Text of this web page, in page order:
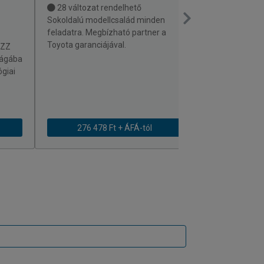
28 változat rendelhető
Sokoldalú modellcsalád minden
feladatra. Megbízható partner a
Toyota garanciájával.
276 478 Ft + ÁFÁ-tól